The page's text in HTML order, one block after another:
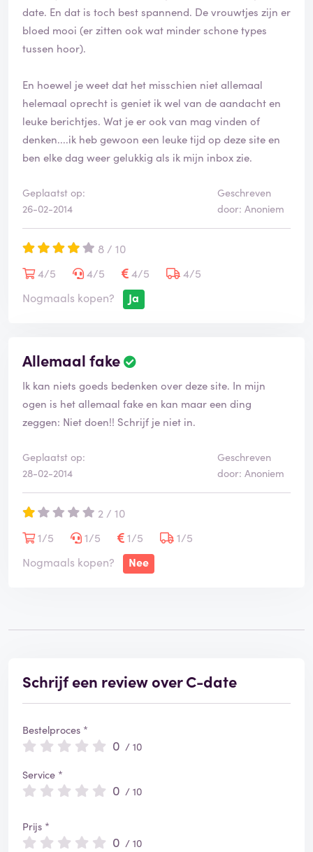
date. En dat is toch best spannend. De vrouwtjes zijn er
bloed mooi (er zitten ook wat minder schone types
tussen hoor).
En hoewel je weet dat het misschien niet allemaal
helemaal oprecht is geniet ik wel van de aandacht en
leuke berichtjes. Wat je er ook van mag vinden of
denken....ik heb gewoon een leuke tijd op deze site en
ben elke dag weer gelukkig als ik mijn inbox zie.
Geplaatst op:
26-02-2014
Geschreven
door: Anoniem
8 / 10
4/5
4/5 4/5
4/5
Nogmaals kopen?
Ja
Allemaal fake
Ik kan niets goeds bedenken over deze site. In mijn
ogen is het allemaal fake en kan maar een ding
zeggen: Niet doen!! Schrijf je niet in.
Geplaatst op:
28-02-2014
Geschreven
door: Anoniem
2 / 10
1/5
1/5 1/5
1/5
Nogmaals kopen?
Nee
Schrijf een review over C-date
Bestelproces *
0 / 10
Service *
0 / 10
Prijs *
0 / 10